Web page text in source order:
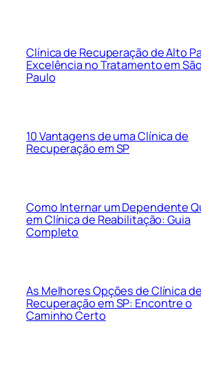
Clínica de Recuperação de Alto
Excelência no Tratamento em São
Paulo
10 Vantagens de uma Clínica de
Recuperação em SP
Como Internar um Dependente
em Clínica de Reabilitação: Guia
Completo
As Melhores Opções de Clínica de
Recuperação em SP: Encontre o
Caminho Certo